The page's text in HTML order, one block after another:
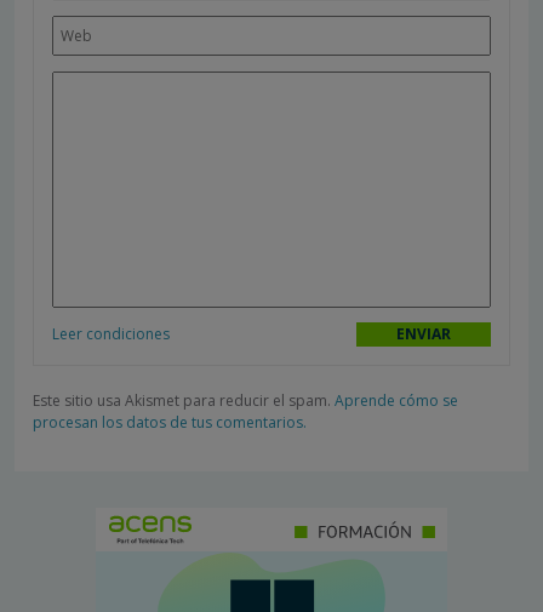
Leer condiciones
Este sitio usa Akismet para reducir el spam. Aprende cómo se
procesan los datos de tus comentarios.